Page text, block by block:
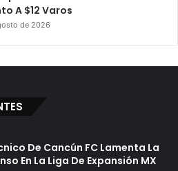
A $12 Varos
de 2026
De Cancún FC Lamenta La
En La Liga De Expansión MX